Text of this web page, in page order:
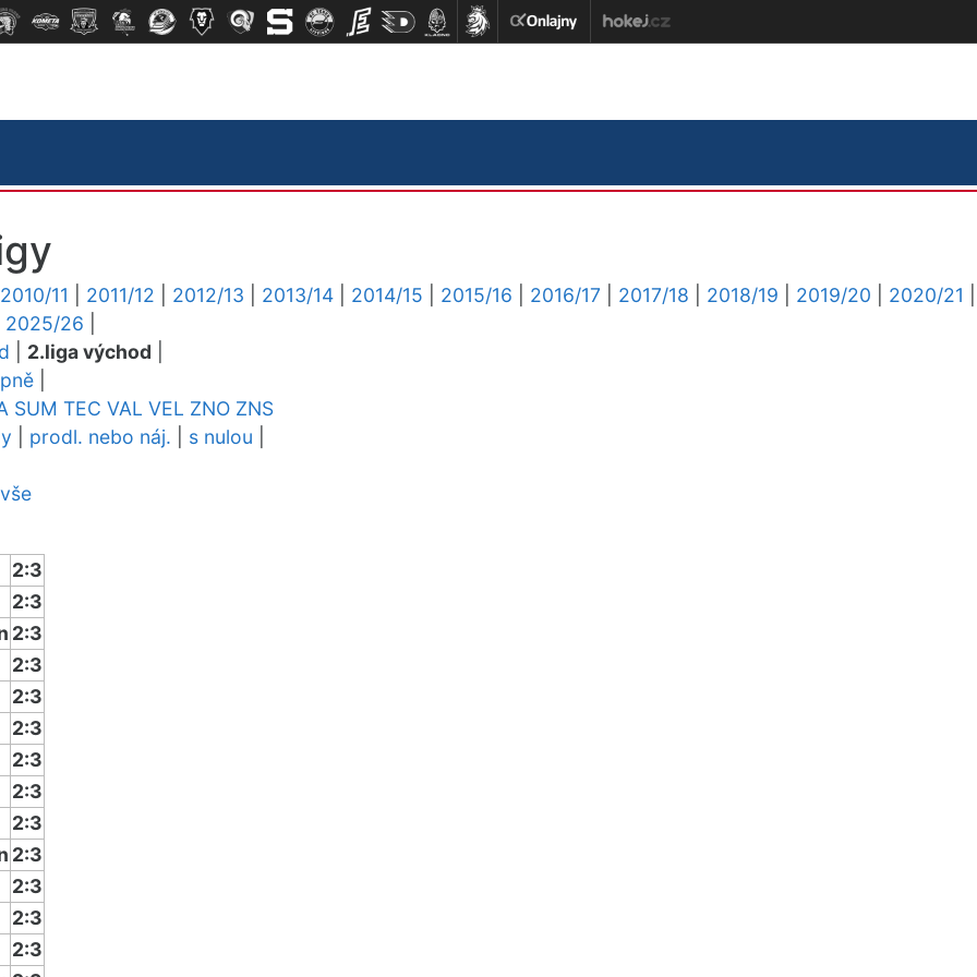
2010/11 2011/12 2012/13 2013/14 2014/15 2015/16 2016/17 2017/18 2018/19 2019/20 2020/21
2025/26
2.liga východ
SUM TEC VAL VEL ZNO ZNS
prodl. nebo náj. s nulou
2:3
2:3
2:3
2:3
2:3
2:3
2:3
2:3
2:3
2:3
2:3
2:3
2:3